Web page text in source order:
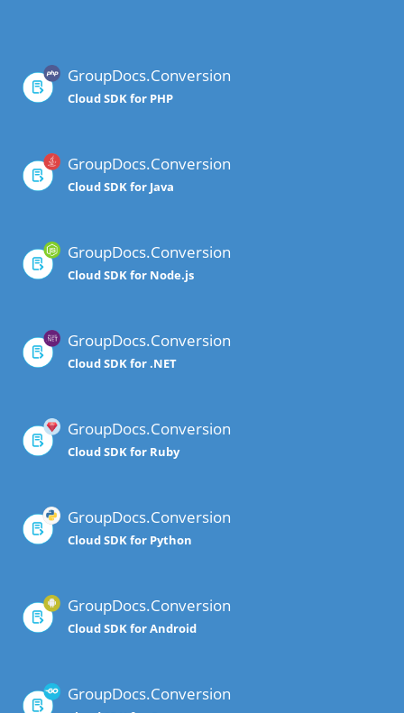
GroupDocs.Conversion
Cloud SDK for PHP
GroupDocs.Conversion
Cloud SDK for Java
GroupDocs.Conversion
Cloud SDK for Node.js
GroupDocs.Conversion
Cloud SDK for .NET
GroupDocs.Conversion
Cloud SDK for Ruby
GroupDocs.Conversion
Cloud SDK for Python
GroupDocs.Conversion
Cloud SDK for Android
GroupDocs.Conversion